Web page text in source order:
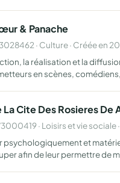
& Panache
· Culture · Créée en
la réalisation et la
en scènes,
La Cite Des Rosieres
· Loisirs et vie sociale
psychologiquement et
afin de leur permettre de